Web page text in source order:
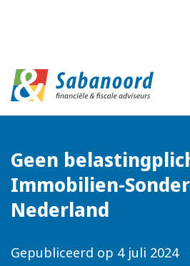
Geen
Immobilien-
Nederland
Gepubliceerd op 4 juli 2024